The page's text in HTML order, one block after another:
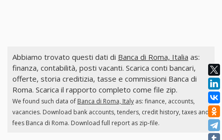
Abbiamo trovato questi dati di Banca di Roma, Italia as:
finanza, contabilità, posti vacanti. Scarica conti bancari,
offerte, storia creditizia, tasse e commissioni Banca di
Roma. Scarica il rapporto completo come file zip.
We found such data of Banca di Roma, Italyas: finance, accounts,
vacancies. Download bank accounts, tenders, credit history, taxes and
fees Banca di Roma. Download full report as zip-file.